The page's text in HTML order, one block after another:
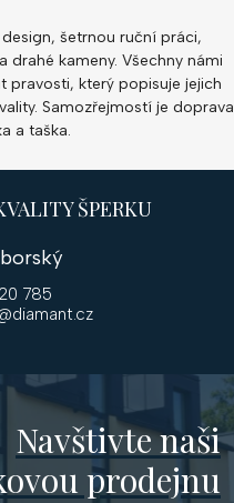
šetrnou ruční práci,
kameny. Všechny námi
pravosti, který popisuje jejich
Samozřejmostí je doprava
a taška.
ŠPERKU
785
Navštivte naši
prodejnu